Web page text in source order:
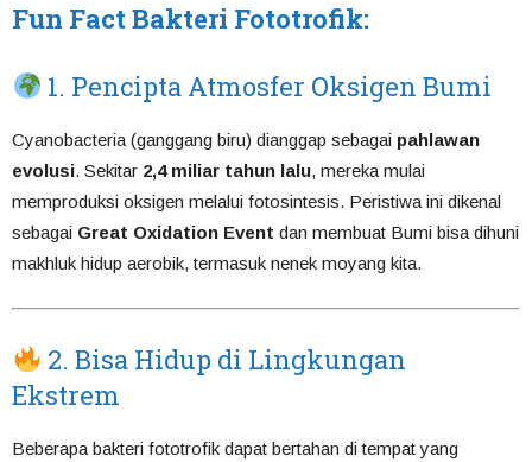
Fun Fact Bakteri Fototrofik:
1. Pencipta Atmosfer Oksigen Bumi
Cyanobacteria (ganggang biru) dianggap sebagai pahlawan
evolusi. Sekitar 2,4 miliar tahun lalu, mereka mulai
memproduksi oksigen melalui fotosintesis. Peristiwa ini dikenal
sebagai Great Oxidation Event dan membuat Bumi bisa dihuni
makhluk hidup aerobik, termasuk nenek moyang kita.
2. Bisa Hidup di Lingkungan
Ekstrem
Beberapa bakteri fototrofik dapat bertahan di tempat yang